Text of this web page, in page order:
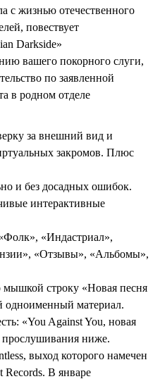
с жизнью отечественного
повествует
Darkside»
вашего покорного слуги,
по заявленной
в родном отделе
за внешний вид и
закромов. Плюс
и без досадных ошибок.
интерактивные
«Индастриал»,
«Отзывы», «Альбомы»,
строку «Новая песня
одноименный материал.
«You Against You, новая
прослушивания ниже.
выход которого намечен
Records. В январе